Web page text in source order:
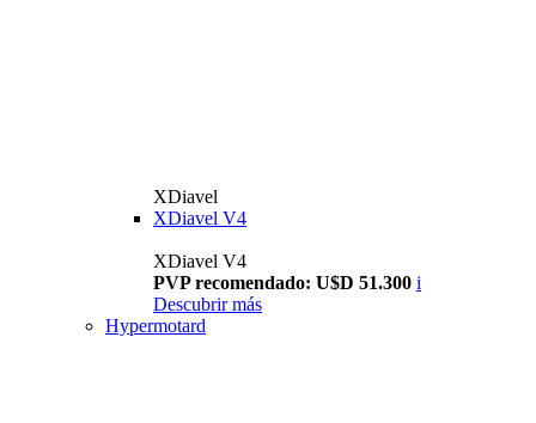
XDiavel
XDiavel V4
XDiavel V4
PVP recomendado: U$D 51.300 i
Descubrir más
Hypermotard